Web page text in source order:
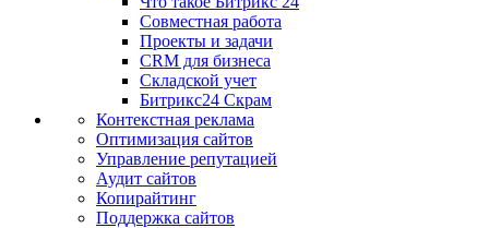
Совместная работа
Проекты и задачи
СRМ для бизнеса
Складской учет
Битрикс24 Скрам
Контекстная реклама
Оптимизация сайтов
Управление репутацией
Аудит сайтов
Копирайтинг
Поддержка сайтов